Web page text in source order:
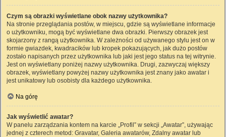
Czym są obrazki wyświetlane obok nazwy użytkownika?
Na stronie przeglądania postów, w miejscu, gdzie są wyświetlane informacje
o użytkowniku, mogą być wyświetlane dwa obrazki. Pierwszy obrazek jest
skojarzony z rangą użytkownika. W zależności od używanego stylu jest on w
formie gwiazdek, kwadracików lub kropek pokazujących, jak dużo postów
zostało napisanych przez użytkownika lub jaki jest jego status na tej witrynie.
Jest on wyświetlany poniżej nazwy użytkownika. Drugi, zazwyczaj większy
obrazek, wyświetlany powyżej nazwy użytkownika jest znany jako awatar i
jest unikatowy lub osobisty dla każdego użytkownika.
Na górę
Jak wyświetlić awatar?
W panelu zarządzania kontem na karcie „Profil” w sekcji „Awatar”, używając
jednej z czterech metod: Gravatar, Galeria awatarów, Zdalny awatar lub